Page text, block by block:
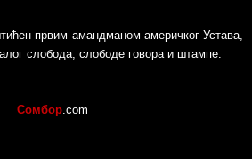
првим амандманом америчког Устава,
слобода, слободе говора и штампе.
Сомбор .com